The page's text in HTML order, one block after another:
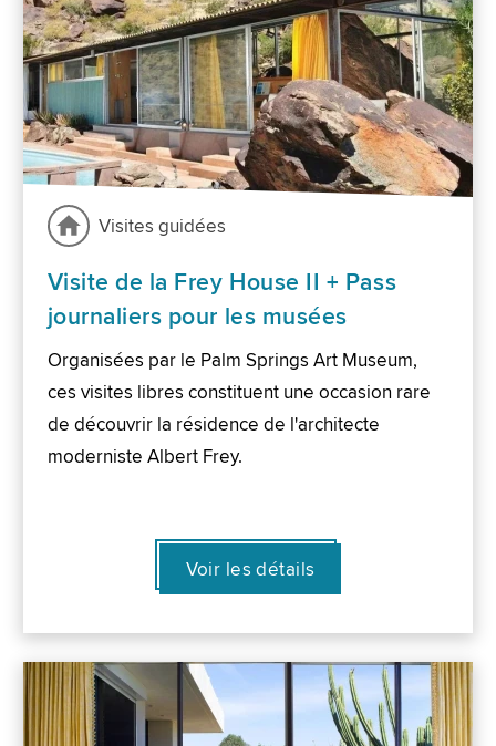
Visites guidées
Visite de la Frey House II + Pass
journaliers pour les musées
Organisées par le Palm Springs Art Museum,
ces visites libres constituent une occasion rare
de découvrir la résidence de l'architecte
moderniste Albert Frey.
Voir les détails